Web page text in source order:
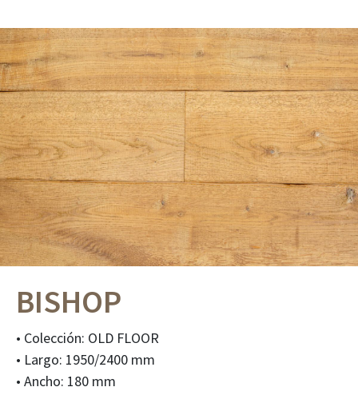
BISHOP
• Colección: OLD FLOOR
• Largo: 1950/2400 mm
• Ancho: 180 mm